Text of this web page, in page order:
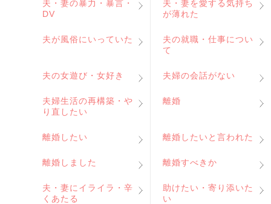
夫・妻の暴力・暴言・
DV
夫・妻を愛する気持ち
が薄れた
夫が風俗にいっていた
夫の就職・仕事につい
て
夫の女遊び・女好き 夫婦の会話がない
夫婦生活の再構築・や
り直したい
離婚
離婚したい 離婚したいと言われた
離婚しました 離婚すべきか
夫・妻にイライラ・辛
くあたる
助けたい・寄り添いた
い